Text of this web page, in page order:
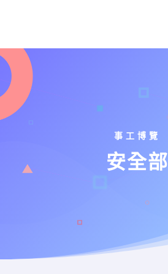
事工博覽
安全部